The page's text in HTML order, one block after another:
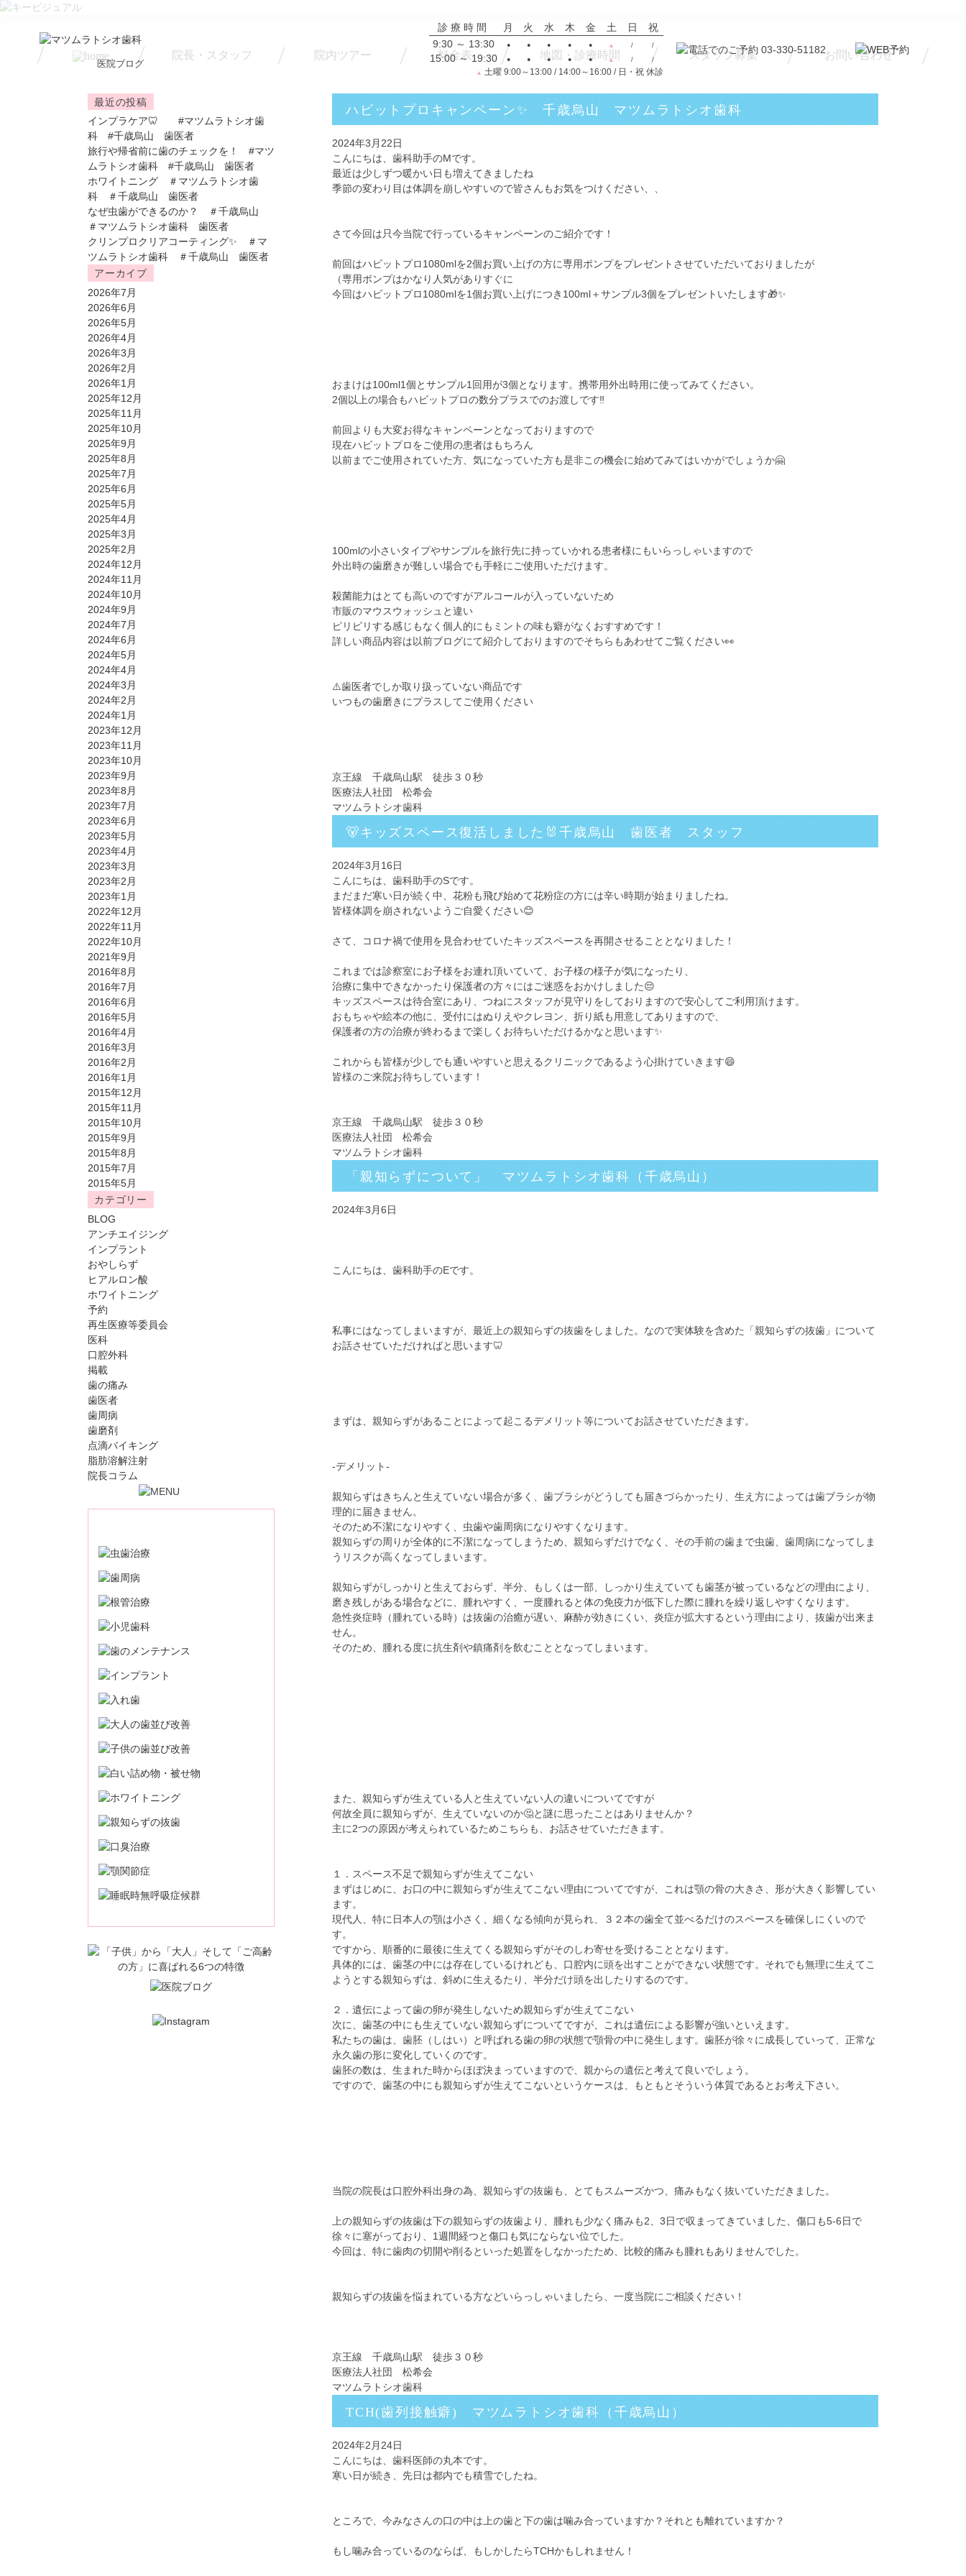
医院ブログ
診療時間 月 火 水 木 金 土 日
祝
9:30 ～ 13:30
● ● ● ● ● ▲ / /
15:00 ～ 19:30 ● ● ● ● ● ▲ /
/
▲ 土曜 9:00～13:00 / 14:00～16:00 / 日・祝 休診
院長・スタッフ 院内ツアー 料金表 地図・診療時間 スタッフ募集 お問い合わせ
最近の投稿
インプラケア🦷 #マツムラトシオ歯
科 #千歳烏山 歯医者
旅行や帰省前に歯のチェックを！ #マツ
ムラトシオ歯科 #千歳烏山 歯医者
ホワイトニング ＃マツムラトシオ歯
科 ＃千歳烏山 歯医者
なぜ虫歯ができるのか？ ＃千歳烏山
＃マツムラトシオ歯科 歯医者
クリンプロクリアコーティング✨ ＃マ
ツムラトシオ歯科 ＃千歳烏山 歯医者
アーカイブ
2026年7月
2026年6月
2026年5月
2026年4月
2026年3月
2026年2月
2026年1月
2025年12月
2025年11月
2025年10月
2025年9月
2025年8月
2025年7月
2025年6月
2025年5月
2025年4月
2025年3月
2025年2月
2024年12月
2024年11月
2024年10月
2024年9月
2024年7月
2024年6月
2024年5月
2024年4月
2024年3月
2024年2月
2024年1月
2023年12月
2023年11月
2023年10月
2023年9月
2023年8月
2023年7月
2023年6月
2023年5月
2023年4月
2023年3月
2023年2月
2023年1月
2022年12月
2022年11月
2022年10月
2021年9月
2016年8月
2016年7月
2016年6月
2016年5月
2016年4月
2016年3月
2016年2月
2016年1月
2015年12月
2015年11月
2015年10月
2015年9月
2015年8月
2015年7月
2015年5月
カテゴリー
BLOG
アンチエイジング
インプラント
おやしらず
ヒアルロン酸
ホワイトニング
予約
再生医療等委員会
医科
口腔外科
掲載
歯の痛み
歯医者
歯周病
歯磨剤
点滴バイキング
脂肪溶解注射
院長コラム
ハビットプロキャンペーン✨ 千歳烏山 マツムラトシオ歯科
2024年3月22日
こんにちは、歯科助手のMです。
最近は少しずつ暖かい日も増えてきましたね
季節の変わり目は体調を崩しやすいので皆さんもお気をつけください、、
さて今回は只今当院で行っているキャンペーンのご紹介です！
前回はハビットプロ1080mlを2個お買い上げの方に専用ポンプをプレゼントさせていただいておりましたが
（専用ポンプはかなり人気がありすぐに
今回はハビットプロ1080mlを1個お買い上げにつき 100ml＋サンプル3個をプレゼントいたします🎁✨
おまけは100ml1個とサンプル1回用が3個となります。携帯用外出時用に使ってみてください。
2個以上の場合もハビットプロの数分プラスでのお渡しです‼️
前回よりも大変お得なキャンペーンとなっておりますので
現在ハビットプロをご使用の患者はもちろん
以前までご使用されていた方、気になっていた方も是非この機会に始めてみてはいかがでしょうか🤗
100mlの小さいタイプやサンプルを旅行先に持っていかれる患者様にもいらっしゃいますので
外出時の歯磨きが難しい場合でも手軽にご使用いただけます。
殺菌能力はとても高いのですがアルコールが入っていないため
市販のマウスウォッシュと違い
ピリピリする感じもなく個人的にもミントの味も癖がなくおすすめです！
詳しい商品内容は以前ブログにて紹介しておりますのでそちらもあわせてご覧ください👀
⚠️歯医者でしか取り扱っていない商品です
いつもの歯磨きにプラスしてご使用ください
京王線 千歳烏山駅 徒歩３０秒
医療法人社団 松希会
マツムラトシオ歯科
🐻キッズスペース復活しました🐰千歳烏山 歯医者 スタッフ
2024年3月16日
こんにちは、歯科助手のSです。
まだまだ寒い日が続く中、花粉も飛び始めて花粉症の方には辛い時期が始まりましたね。
皆様体調を崩されないようご自愛ください😊
さて、コロナ禍で使用を見合わせていたキッズスペースを再開させることとなりました！
これまでは診察室にお子様をお連れ頂いていて、お子様の様子が気になったり、
治療に集中できなかったり保護者の方々にはご迷惑をおかけしました😔
キッズスペースは待合室にあり、つねにスタッフが見守りをしておりますので安心してご利用頂けます。
おもちゃや絵本の他に、受付にはぬりえやクレヨン、折り紙も用意してありますので、
保護者の方の治療が終わるまで楽しくお待ちいただけるかなと思います✨
これからも皆様が少しでも通いやすいと思えるクリニックであるよう心掛けていきます😄
皆様のご来院お待ちしています！
京王線 千歳烏山駅 徒歩３０秒
医療法人社団 松希会
マツムラトシオ歯科
「親知らずについて」 マツムラトシオ歯科（千歳烏山）
2024年3月6日
こんにちは、歯科助手のEです。
私事にはなってしまいますが、最近上の親知らずの抜歯をしました。なので実体験を含めた「親知らずの抜歯」について
お話させていただければと思います🦷
まずは、親知らずがあることによって起こるデメリット等についてお話させていただきます。
-デメリット-
親知らずはきちんと生えていない場合が多く、歯ブラシがどうしても届きづらかったり、生え方によっては歯ブラシが物
理的に届きません。
そのため不潔になりやすく、虫歯や歯周病になりやすくなります。
親知らずの周りが全体的に不潔になってしまうため、親知らずだけでなく、その手前の歯まで虫歯、歯周病になってしま
うリスクが高くなってしまいます。
親知らずがしっかりと生えておらず、半分、もしくは一部、しっかり生えていても歯茎が被っているなどの理由により、
磨き残しがある場合などに、腫れやすく、一度腫れると体の免疫力が低下した際に腫れを繰り返しやすくなります。
急性炎症時（腫れている時）は抜歯の治癒が遅い、麻酔が効きにくい、炎症が拡大するという理由により、抜歯が出来ま
せん。
そのため、腫れる度に抗生剤や鎮痛剤を飲むこととなってしまいます。
また、親知らずが生えている人と生えていない人の違いについてですが
何故全員に親知らずが、生えていないのか🤔と謎に思ったことはありませんか？
主に2つの原因が考えられているためこちらも、お話させていただきます。
１．スペース不足で親知らずが生えてこない
まずはじめに、お口の中に親知らずが生えてこない理由についてですが、これは顎の骨の大きさ、形が大きく影響してい
ます。
現代人、特に日本人の顎は小さく、細くなる傾向が見られ、３２本の歯全て並べるだけのスペースを確保しにくいので
す。
ですから、順番的に最後に生えてくる親知らずがそのしわ寄せを受けることとなります。
具体的には、歯茎の中には存在しているけれども、口腔内に頭を出すことができない状態です。それでも無理に生えてこ
ようとする親知らずは、斜めに生えるたり、半分だけ頭を出したりするのです。
２．遺伝によって歯の卵が発生しないため親知らずが生えてこない
次に、歯茎の中にも生えていない親知らずについてですが、これは遺伝による影響が強いといえます。
私たちの歯は、歯胚（しはい）と呼ばれる歯の卵の状態で顎骨の中に発生します。歯胚が徐々に成長していって、正常な
永久歯の形に変化していくのです。
歯胚の数は、生まれた時からほぼ決まっていますので、親からの遺伝と考えて良いでしょう。
ですので、歯茎の中にも親知らずが生えてこないというケースは、もともとそういう体質であるとお考え下さい。
当院の院長は口腔外科出身の為、親知らずの抜歯も、とてもスムーズかつ、痛みもなく抜いていただきました。
上の親知らずの抜歯は下の親知らずの抜歯より、腫れも少なく痛みも2、3日で収まってきていました、傷口も5-6日で
徐々に塞がっており、1週間経つと傷口も気にならない位でした。
今回は、特に歯肉の切開や削るといった処置をしなかったため、比較的痛みも腫れもありませんでした。
親知らずの抜歯を悩まれている方などいらっしゃいましたら、一度当院にご相談ください！
京王線 千歳烏山駅 徒歩３０秒
医療法人社団 松希会
マツムラトシオ歯科
TCH(歯列接触癖) マツムラトシオ歯科（千歳烏山）
2024年2月24日
こんにちは、歯科医師の丸本です。
寒い日が続き、先日は都内でも積雪でしたね。
ところで、今みなさんの口の中は上の歯と下の歯は噛み合っていますか？それとも離れていますか？
もし噛み合っているのならば、もしかしたらTCHかもしれません！